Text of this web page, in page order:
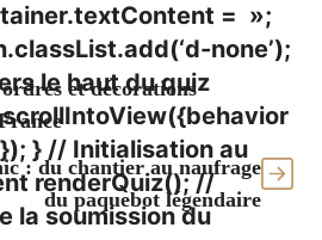
= »;
none’);
le haut du quiz
} // Initialisation au
renderQuiz(); //
la soumission du
et décorations
: du chantier au naufrage
du paquebot légendaire